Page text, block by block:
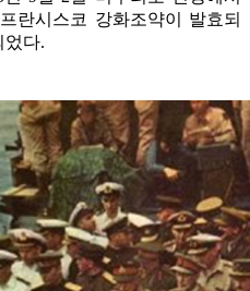
란시스코 강화조약이 발효되
었다.